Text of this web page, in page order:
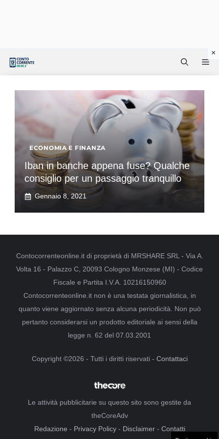
ECONOMIA E FINANZA
Iban in banche appena fuse? Qualche
consiglio per un passaggio tranquillo
Gennaio 8, 2021
Contocorrenteonline.it di proprietà di MRSHARE SRL - Via A.
Volta 16 - Palazzo C, 20093 Cologno Monzese (MI) - Codice
Fiscale e Partita I.V.A. 10216150960
Contocorrenteonline.it non è una testata giornalistica, in
quanto viene aggiornato senza alcuna periodicità. Non può
pertanto considerarsi un prodotto editoriale ai sensi della
legge n. 62 del 07.03.2001
Copyright ©2026 - Tutti i diritti riservati - Contattaci
Le attività pubblicitarie su questo sito sono gestite da
theCoreAdv
Redazione - Privacy Policy- Disclaimer- Contatti